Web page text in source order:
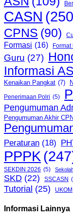
CASN
CPNS (90)
Formasi (16) Format
Guru (27)
Informasi
Kenaikan Pangkat (7)
Penerimaan Polri (5)
Pengumuman
Pengumuman Akhir
Peraturan (18)
PPPK
SEKDIN 2026 (5)
SKD (22) SSCASN
Tutorial (25) UKOM
Informasi Lainnya